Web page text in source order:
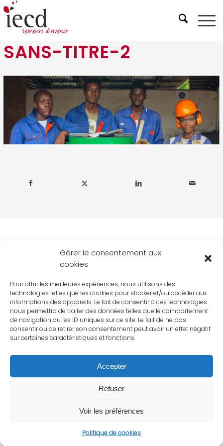
Gérer le consentement aux
cookies
Pour offrir les meilleures expériences, nous utilisons des
technologies telles que les cookies pour stocker et/ou accéder aux
informations des appareils. Le fait de consentir à ces technologies
nous permettra de traiter des données telles que le comportement
de navigation ou les ID uniques sur ce site. Le fait de ne pas
consentir ou de retirer son consentement peut avoir un effet négatif
sur certaines caractéristiques et fonctions.
Accepter
Refuser
Voir les préférences
Politique de cookies
SANS-TITRE-2